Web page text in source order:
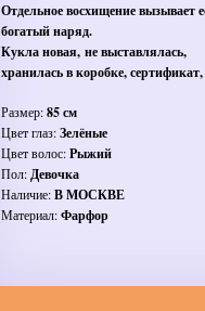
Отдельное восхищение вызывает
богатый наряд.
Кукла новая, не выставлялась,
хранилась в коробке, сертификат,
Размер:85 см
Цвет глаз:Зелёные
Цвет волос:Рыжий
Пол:Девочка
Наличие:В МОСКВЕ
Материал:Фарфор